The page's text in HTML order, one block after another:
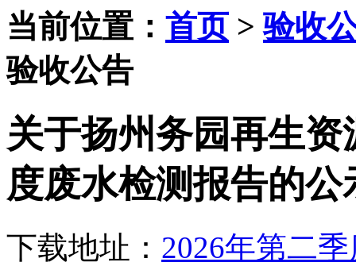
当前位置： 首页>验收
验收公告
关于扬州务园再生
度废水检测报告的公
下载地址： 2026年第二